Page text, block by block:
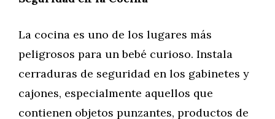
La cocina es uno de los lugares más
peligrosos para un bebé curioso. Instala
cerraduras de seguridad en los gabinetes y
cajones, especialmente aquellos que
contienen objetos punzantes, productos de